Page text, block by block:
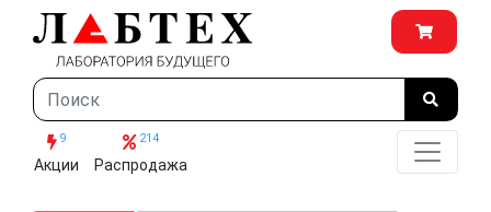
9
Акции
214
Распродажа